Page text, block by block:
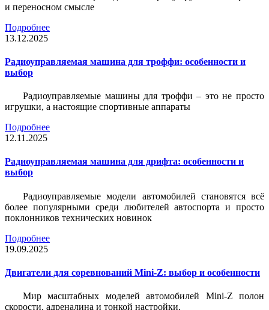
и переносном смысле
Подробнее
13.12.2025
Радиоуправляемая машина для троффи: особенности и
выбор
Радиоуправляемые машины для троффи – это не просто
игрушки, а настоящие спортивные аппараты
Подробнее
12.11.2025
Радиоуправляемая машина для дрифта: особенности и
выбор
Радиоуправляемые модели автомобилей становятся всё
более популярными среди любителей автоспорта и просто
поклонников технических новинок
Подробнее
19.09.2025
Двигатели для соревнований Mini-Z: выбор и особенности
Мир масштабных моделей автомобилей Mini-Z полон
скорости, адреналина и тонкой настройки.